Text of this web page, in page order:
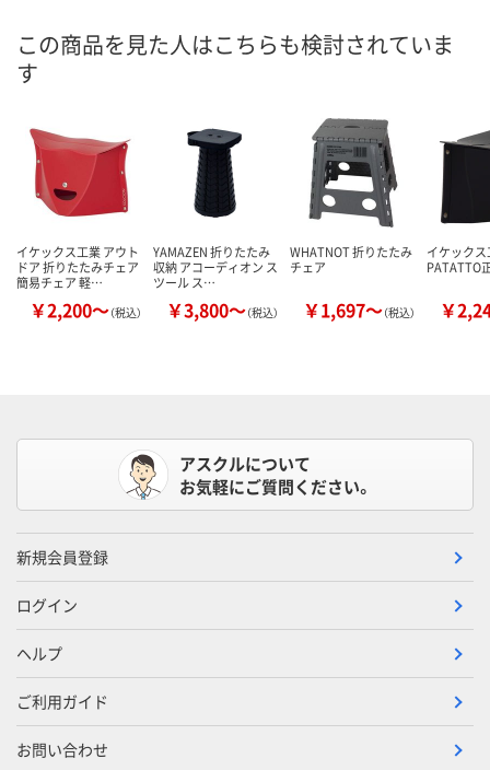
この商品を見た人はこちらも検討されていま
す
イケックス工業 アウト
ドア 折りたたみチェア
簡易チェア 軽…
￥2,200～（税込）
YAMAZEN 折りたたみ
収納 アコーディオン ス
ツール ス…
￥3,800～（税込）
WHATNOT 折りたたみ
チェア
￥1,697～（税込）
イケック
PATATTO
￥
アスクルについて
お気軽にご質問ください。
新規会員登録
ログイン
ヘルプ
ご利用ガイド
お問い合わせ